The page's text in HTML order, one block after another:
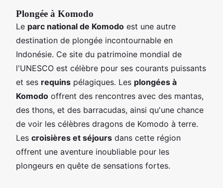
Plongée à Komodo
Le parc national de Komodo est une autre
destination de plongée incontournable en
Indonésie. Ce site du patrimoine mondial de
l'UNESCO est célèbre pour ses courants puissants
et ses requins pélagiques. Les plongées à
Komodo offrent des rencontres avec des mantas,
des thons, et des barracudas, ainsi qu'une chance
de voir les célèbres dragons de Komodo à terre.
Les croisières et séjours dans cette région
offrent une aventure inoubliable pour les
plongeurs en quête de sensations fortes.